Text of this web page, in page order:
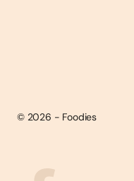
© 2026 - Foodies